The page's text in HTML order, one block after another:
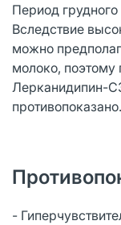
Период
Вследствие
можно
молоко, поэтому
Лерканидипин-
противопоказано.
-